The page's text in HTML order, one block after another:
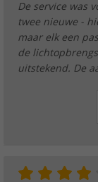
De service was
twee nieuwe -
maar elk een
de
uitstekend. De